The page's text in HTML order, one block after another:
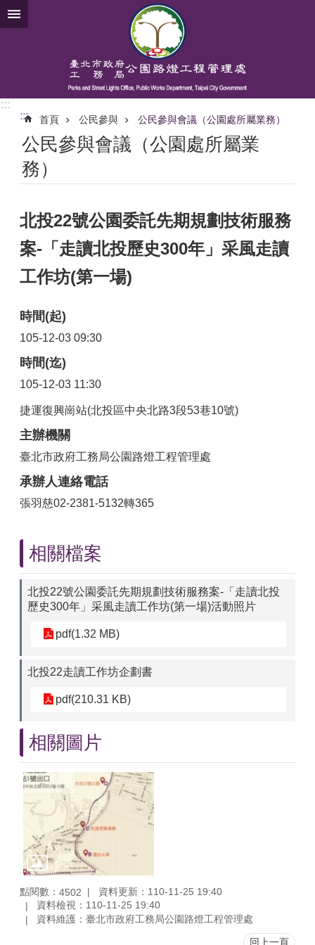
跳到主要內容區塊
:::
:::
首頁 公民參與 公民參與會議（公園處所屬業務）
公民參與會議（公園處所屬業
務）
北投22號公園委託先期規劃技術服務
案-「走讀北投歷史300年」采風走讀
工作坊(第一場)
時間(起)
105-12-03 09:30
時間(迄)
105-12-03 11:30
捷運復興崗站(北投區中央北路3段53巷10號)
主辦機關
臺北市政府工務局公園路燈工程管理處
承辦人連絡電話
張羽慈02-2381-5132轉365
相關檔案
北投22號公園委託先期規劃技術服務案-「走讀北投
歷史300年」采風走讀工作坊(第一場)活動照片
pdf(1.32 MB)
北投22走讀工作坊企劃書
pdf(210.31 KB)
相關圖片
點閱數： 4502
資料更新：110-11-25 19:40
資料檢視：110-11-25 19:40
資料維護：臺北市政府工務局公園路燈工程管理處
回上一頁